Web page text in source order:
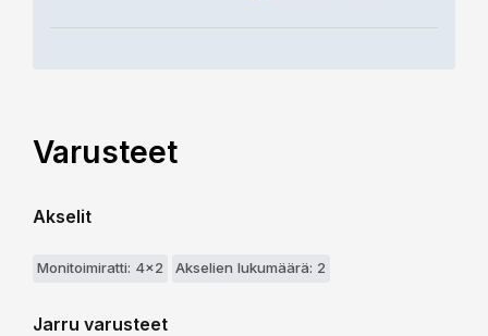
Varusteet
Akselit
Monitoimiratti: 4x2 Akselien lukumäärä: 2
Jarru varusteet